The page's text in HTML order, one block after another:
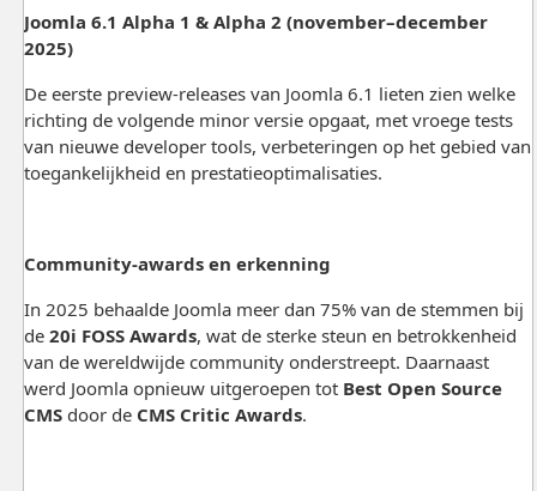
Joomla 6.1 Alpha 1 & Alpha 2 (november–december
2025)
De eerste preview-releases van Joomla 6.1 lieten zien welke
richting de volgende minor versie opgaat, met vroege tests
van nieuwe developer tools, verbeteringen op het gebied van
toegankelijkheid en prestatieoptimalisaties.
Community-awards en erkenning
In 2025 behaalde Joomla meer dan 75% van de stemmen bij
de 20i FOSS Awards, wat de sterke steun en betrokkenheid
van de wereldwijde community onderstreept. Daarnaast
werd Joomla opnieuw uitgeroepen tot Best Open Source
CMSdoor de CMS Critic Awards.